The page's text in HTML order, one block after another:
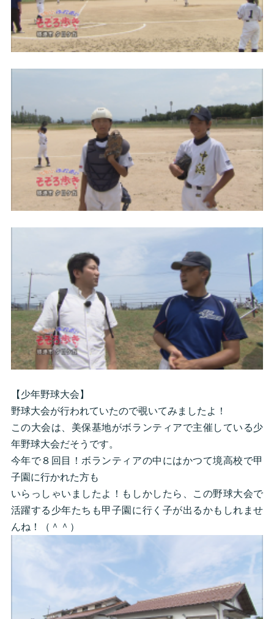
【少年野球大会】
野球大会が行われていたので覗いてみましたよ！
この大会は、美保基地がボランティアで主催している少
年野球大会だそうです。
今年で８回目！ボランティアの中にはかつて境高校で甲
子園に行かれた方も
いらっしゃいましたよ！もしかしたら、この野球大会で
活躍する少年たちも甲子園に行く子が出るかもしれませ
んね！（＾＾）